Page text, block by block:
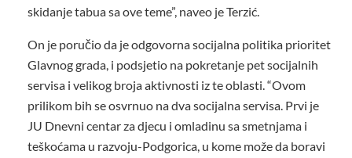
skidanje tabua sa ove teme”, naveo je Terzić.
On je poručio da je odgovorna socijalna politika prioritet
Glavnog grada, i podsjetio na pokretanje pet socijalnih
servisa i velikog broja aktivnosti iz te oblasti. “Ovom
prilikom bih se osvrnuo na dva socijalna servisa. Prvi je
JU Dnevni centar za djecu i omladinu sa smetnjama i
teškoćama u razvoju-Podgorica, u kome može da boravi